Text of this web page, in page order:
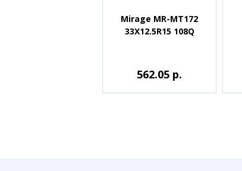
Mirage MR-MT172
33X12.5R15 108Q
562.05 р.